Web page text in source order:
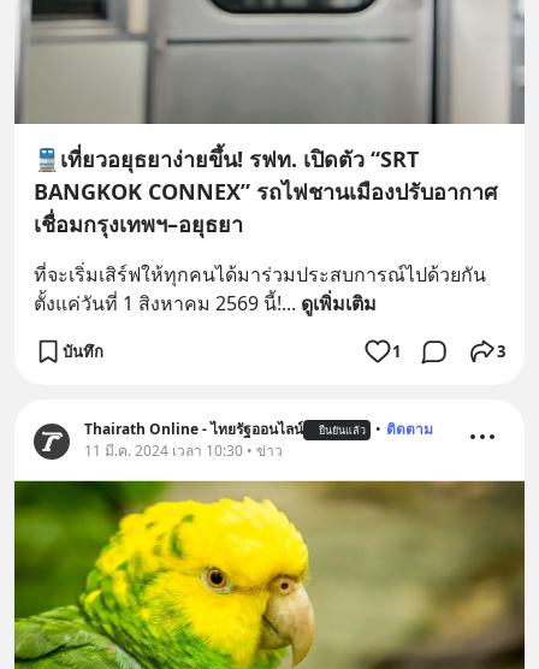
🚆เที่ยวอยุธยาง่ายขึ้น! รฟท. เปิดตัว “SRT
BANGKOK CONNEX” รถไฟชานเมืองปรับอากาศ
เชื่อมกรุงเทพฯ–อยุธยา
ที่จะเริ่มเสิร์ฟให้ทุกคนได้มาร่วมประสบการณ์ไปด้วยกัน
ตั้งแค่วันที่ 1 สิงหาคม 2569 นี้!... ดูเพิ่มเติม
บันทึก 1 3
Thairath Online - ไทยรัฐออนไลน์ ยืนยันแล้ว • ติดตาม
11 มี.ค. 2024 เวลา 10:30 • ข่าว